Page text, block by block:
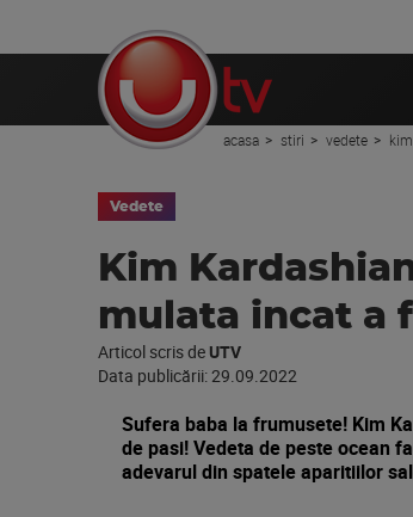
acasa stiri vedete
Vedete
Kim
mulata incat a
Articol scris de UTV
Data publicării:29.09.2022
Sufera baba la frumusete! Kim
de pasi! Vedeta de peste ocean
adevarul din spatele aparitiilor